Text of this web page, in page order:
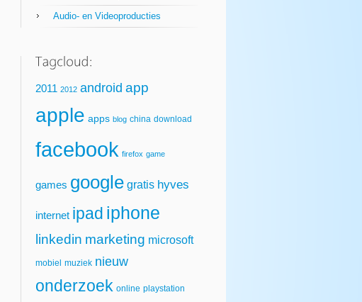
Audio- en Videoproducties
2011 2012 android app
apple apps blog china download
facebook firefox game
games google gratis hyves
internet ipad iphone
linkedin marketing microsoft
mobiel muziek nieuw
onderzoek online playstation